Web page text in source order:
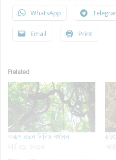
WhatsApp
Email Print
Related
অরূপ রতন নিবিড় বর্ষাবন
মার্চ ২১, ২০১৪